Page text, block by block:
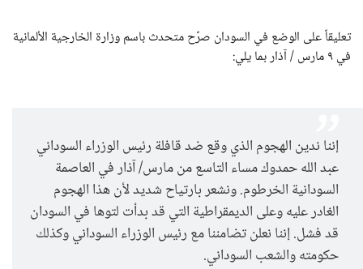
تعليقاً على الوضع في السودان صرَّح متحدث باسم وزارة الخارجية الألمانية
في ٩ مارس / آذار بما يلي:
إننا ندين الهجوم الذي وقع ضد قافلة رئيس الوزراء السوداني
عبد الله حمدوك مساء التاسع من مارس/ آذار في العاصمة
السودانية الخرطوم. ونشعر بارتياح شديد لأن هذا الهجوم
الغادر عليه وعلى الديمقراطية التي قد بدأت لتوها في السودان
قد فشل. إننا نعلن تضامننا مع رئيس الوزراء السوداني وكذلك
حكومته والشعب السوداني.